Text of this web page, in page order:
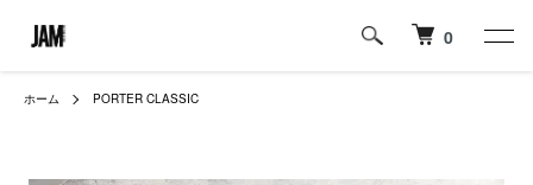
0
ホーム PORTER CLASSIC